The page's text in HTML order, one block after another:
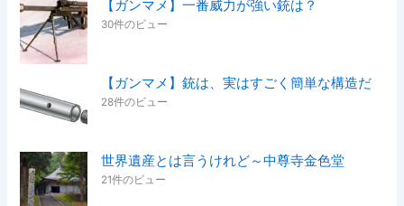
【ガンマメ】一番威力が強い銃は？
30件のビュー
【ガンマメ】銃は、実はすごく簡単な構造だ
28件のビュー
世界遺産とは言うけれど～中尊寺金色堂
21件のビュー